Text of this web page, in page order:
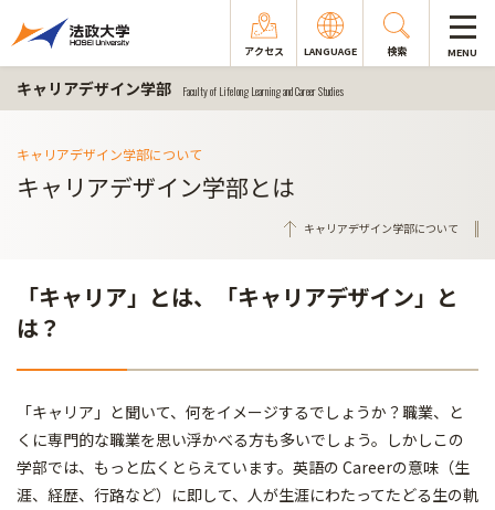
アクセス LANGUAGE 検索 MENU
キャリアデザイン学部 Faculty of Lifelong Learning and Career Studies
キャリアデザイン学部について
キャリアデザイン学部とは
キャリアデザイン学部について
「キャリア」とは、「キャリアデザイン」と
は？
「キャリア」と聞いて、何をイメージするでしょうか？職業、と
くに専門的な職業を思い浮かべる方も多いでしょう。しかしこの
学部では、もっと広くとらえています。英語の Careerの意味（生
涯、経歴、行路など）に即して、人が生涯にわたってたどる生の軌